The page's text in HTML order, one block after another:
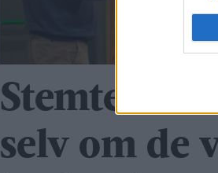
Stemte ned
selv om de